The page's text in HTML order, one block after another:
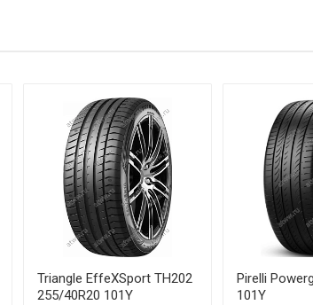
от 11 990 ₽
от 31 870 ₽
от 16 850 ₽
от 21 010 ₽
от 16 690 ₽
Triangle EffeXSport TH202
255/40R20 101Y
Pirelli
101Y